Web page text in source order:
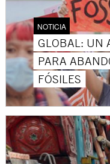
NOTICIA
GLOBAL: UN
PARA
FÓSILES